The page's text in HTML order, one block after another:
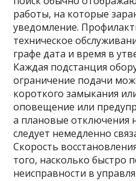
работы, на которые
уведомление.
техническое
графе дата и время в
Каждая подстанция
ограничение подачи
короткого замыкания
оповещение или
а плановые отключения
следует немедленно
Скорость
того, насколько быстро
неисправности в